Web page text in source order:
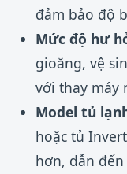
đảm bảo độ
Mức độ hư
gioăng, vệ
với thay máy
Model tủ
hoặc tủ
hơn, dẫn